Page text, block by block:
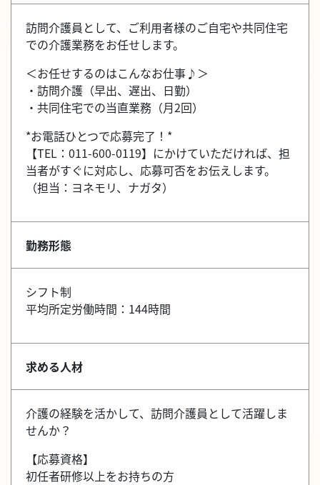
訪問介護員として、ご利用者様のご自宅や共同住宅
での介護業務をお任せします。
＜お任せするのはこんなお仕事♪＞
・訪問介護（早出、遅出、日勤）
・共同住宅での当直業務（月2回）
*お電話ひとつで応募完了！*
【TEL：011-600-0119】にかけていただければ、担
当者がすぐに対応し、応募可否をお伝えします。
（担当：ヨネモリ、ナガタ）
勤務形態
シフト制
平均所定労働時間：144時間
求める人材
介護の経験を活かして、訪問介護員として活躍しま
せんか？
【応募資格】
初任者研修以上をお持ちの方